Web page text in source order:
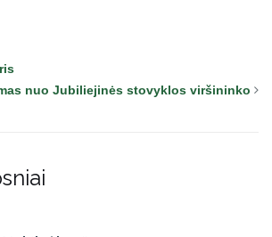
nuo Jubiliejinės stovyklos viršininko